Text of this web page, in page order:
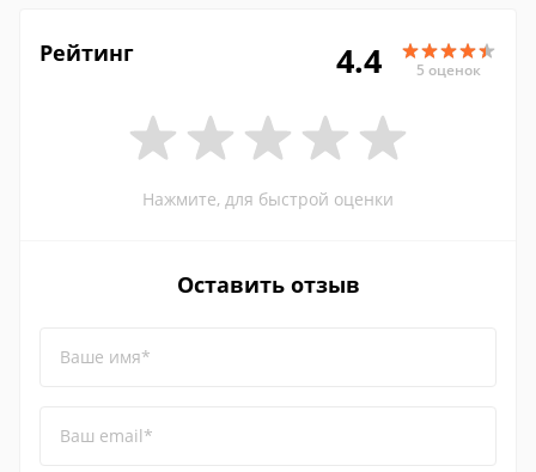
Рейтинг 4.4 5 оценок
Нажмите, для быстрой оценки
Оставить отзыв
Ваше имя*
Ваш email*